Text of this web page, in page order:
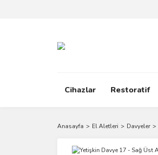
Cihazlar Restoratif
Anasayfa El Aletleri Davyeler